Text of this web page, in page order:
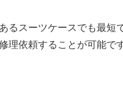
るスーツケースでも最短
理依頼することが可能で